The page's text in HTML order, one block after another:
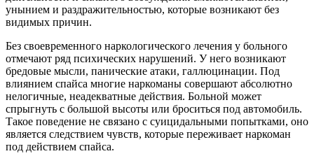
унынием и раздражительностью, которые возникают без
видимых причин.
Без своевременного наркологического лечения у больного
отмечают ряд психических нарушений. У него возникают
бредовые мысли, панические атаки, галлюцинации. Под
влиянием спайса многие наркоманы совершают абсолютно
нелогичные, неадекватные действия. Больной может
спрыгнуть с большой высоты или броситься под автомобиль.
Такое поведение не связано с суицидальными попытками, оно
является следствием чувств, которые переживает наркоман
под действием спайса.